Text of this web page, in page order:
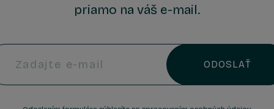
priamo na váš e-mail.
Zadajte e-mail ODOSLAŤ